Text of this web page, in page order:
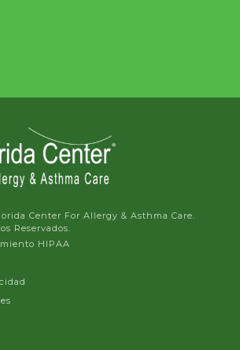
Center For Allergy & Asthma Care.
Reservados.
HIPAA